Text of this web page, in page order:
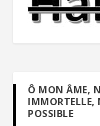
Ô MON ÂME,
IMMORTELLE,
POSSIBLE